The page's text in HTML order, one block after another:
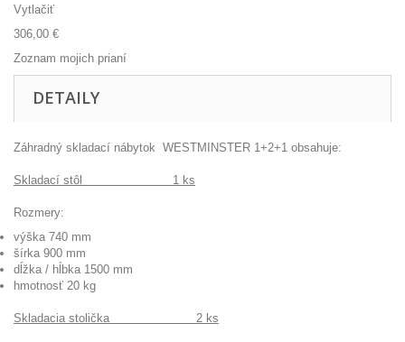
Vytlačiť
306,00 €
Zoznam mojich prianí
DETAILY
Záhradný skladací nábytok WESTMINSTER 1+2+1 obsahuje:
Skladací stôl 1 ks
Rozmery:
výška 740 mm
šírka 900 mm
dĺžka / hĺbka 1500 mm
hmotnosť 20 kg
Skladacia stolička 2 ks